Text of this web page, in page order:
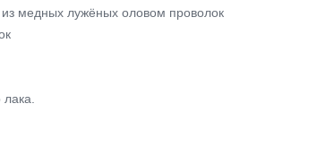
медных лужёных оловом проволок
лака.